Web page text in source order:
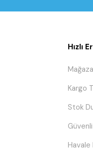
Hızlı
Mağaza
Kargo
Stok
Havale